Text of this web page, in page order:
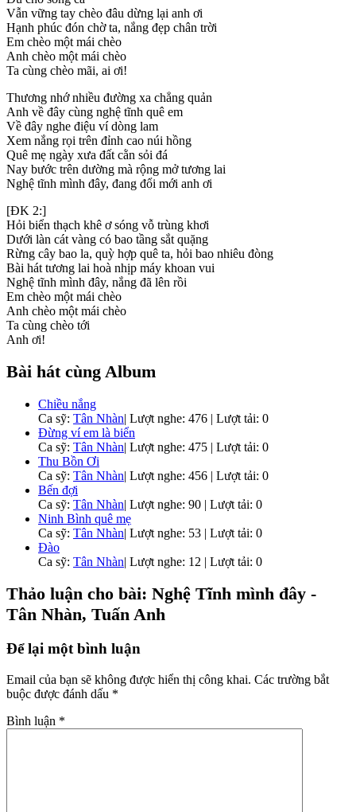
Vẫn vững tay chèo đâu dừng lại anh ơi
Hạnh phúc đón chờ ta, nắng đẹp chân trời
Em chèo một mái chèo
Anh chèo một mái chèo
Ta cùng chèo mãi, ai ơi!
Thương nhớ nhiều đường xa chẳng quản
Anh về đây cùng nghệ tĩnh quê em
Về đây nghe điệu ví dòng lam
Xem nắng rọi trên đỉnh cao núi hồng
Quê mẹ ngày xưa đất cằn sỏi đá
Nay bước trên dường mà rộng mở tương lai
Nghệ tĩnh mình đây, đang đổi mới anh ơi
[ĐK 2:]
Hỏi biển thạch khê ơ sóng vỗ trùng khơi
Dưới làn cát vàng có bao tầng sắt quặng
Rừng cây bao la, quỳ hợp quê ta, hỏi bao nhiêu đòng
Bài hát tương lai hoà nhịp máy khoan vui
Nghệ tĩnh mình đây, nắng đã lên rồi
Em chèo một mái chèo
Anh chèo một mái chèo
Ta cùng chèo tới
Anh ơi!
Bài hát cùng Album
Chiều nắng
Ca sỹ: Tân Nhàn| Lượt nghe: 476 | Lượt tải: 0
Đừng ví em là biển
Ca sỹ: Tân Nhàn| Lượt nghe: 475 | Lượt tải: 0
Thu Bồn Ơi
Ca sỹ: Tân Nhàn| Lượt nghe: 456 | Lượt tải: 0
Bến đợi
Ca sỹ: Tân Nhàn| Lượt nghe: 90 | Lượt tải: 0
Ninh Bình quê mẹ
Ca sỹ: Tân Nhàn| Lượt nghe: 53 | Lượt tải: 0
Đào
Ca sỹ: Tân Nhàn| Lượt nghe: 12 | Lượt tải: 0
Thảo luận cho bài: Nghệ Tĩnh mình đây -
Tân Nhàn, Tuấn Anh
Để lại một bình luận
Email của bạn sẽ không được hiển thị công khai. Các trường bắt
buộc được đánh dấu *
Bình luận *